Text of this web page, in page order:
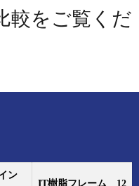
較をご覧くだ
ン
IT樹脂フレーム 12